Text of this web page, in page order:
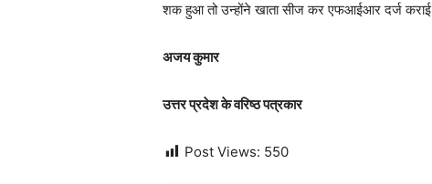
शक हुआ तो उन्होंने खाता सीज कर एफआईआर दर्ज
अजय कुमार
उत्तर प्रदेश के वरिष्ठ पत्रकार
Post Views: 550